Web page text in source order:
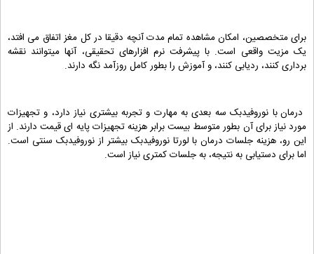
برای متخصصین، امکان مشاهده تمام مدت آنچه دقیقا در کل مغز اتفاق می افتد،
یک مزیت واقعی است. با پیشرفت نرم افزارهای تحقیقی، آنها میتوانند نقشه
برداری کنند، ردیابی کنند، و آموزش را بطور کامل روزآمد نگه دارند.
درمان با نوروفیدبک سه بعدی به مهارت و تجربه بیشتری نیاز دارد، و تجهیزات
مورد نیاز برای آن بطور متوسط بیست برابر هزینه تجهیزات پایه ای قیمت دارند. از
این رو، هزینه جلسات درمان با لورتا نوروفیدبک بیشتر از نوروفیدبک سنتی است.
اما برای دستیابی به نتیجه، به جلسات کمتری نیاز است.